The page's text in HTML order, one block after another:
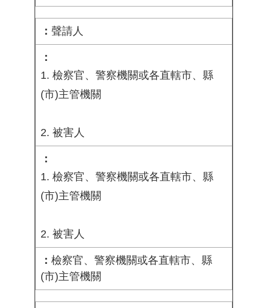
聲請人
1. 檢察官、警察機關或各直轄市、縣
(市)主管機關
2. 被害人
1. 檢察官、警察機關或各直轄市、縣
(市)主管機關
2. 被害人
檢察官、警察機關或各直轄市、縣
(市)主管機關